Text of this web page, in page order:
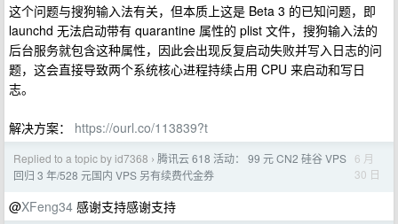
这个问题与搜狗输入法有关，但本质上这是 Beta 3 的已知问题，即
launchd 无法启动带有 quarantine 属性的 plist 文件，搜狗输入法的
后台服务就包含这种属性，因此会出现反复启动失败并写入日志的问
题，这会直接导致两个系统核心进程持续占用 CPU 来启动和写日
志。
解决方案： https://ourl.co/113839?t
Replied to a topic by id7368 › 腾讯云 618 活动： 99 元 CN2 硅谷 VPS
回归 3 年/528 元国内 VPS 另有续费代金券
6 月
30 日
@XFeng34 感谢支持感谢支持